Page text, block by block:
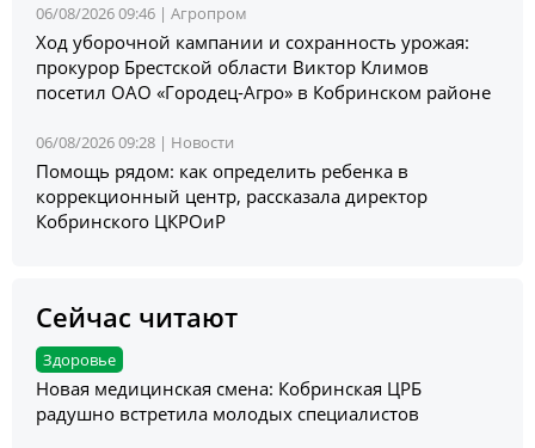
06/08/2026 09:46 | Агропром
Ход уборочной кампании и сохранность урожая:
прокурор Брестской области Виктор Климов
посетил ОАО «Городец-Агро» в Кобринском районе
06/08/2026 09:28 | Новости
Помощь рядом: как определить ребенка в
коррекционный центр, рассказала директор
Кобринского ЦКРОиР
Сейчас читают
Здоровье
Новая медицинская смена: Кобринская ЦРБ
радушно встретила молодых специалистов